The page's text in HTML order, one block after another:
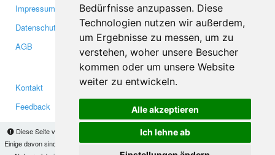
Bedürfnisse anzupassen. Diese
Technologien nutzen wir außerdem,
um Ergebnisse zu messen, um zu
verstehen, woher unsere Besucher
kommen oder um unsere Website
weiter zu entwickeln.
Alle akzeptieren
Ich lehne ab
Diese Seite verwendet Cookies, um Informationen auf Ihrem Computer zu speichern.
Einige davon sind notwendig, damit unsere Seite funktioniert, andere helfen uns dabei, das
Impressum
Datenschutzerklärung
AGB
Gewerbetreibende
Investoren
Medien
Kontakt
Feedback
Facebook
Twitter
YouTube
Google+